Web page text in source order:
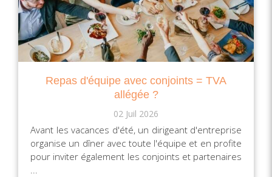
Repas d'équipe avec conjoints = TVA
allégée ?
02 Juil 2026
Avant les vacances d'été, un dirigeant d'entreprise
organise un dîner avec toute l'équipe et en profite
pour inviter également les conjoints et partenaires
...